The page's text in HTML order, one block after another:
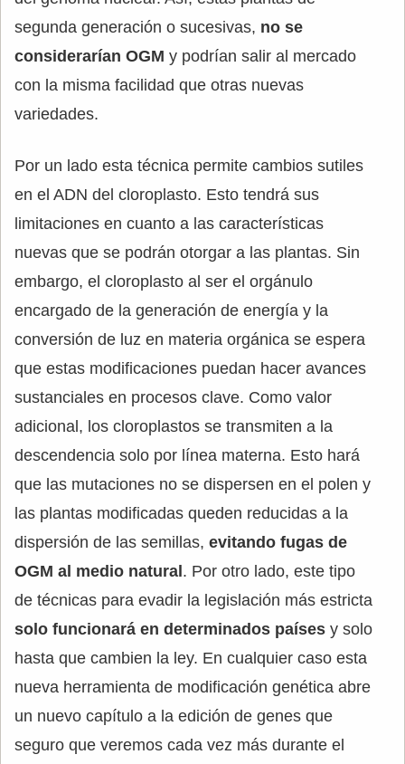
segunda generación o sucesivas, no se
considerarían OGM y podrían salir al mercado
con la misma facilidad que otras nuevas
variedades.
Por un lado esta técnica permite cambios sutiles
en el ADN del cloroplasto. Esto tendrá sus
limitaciones en cuanto a las características
nuevas que se podrán otorgar a las plantas. Sin
embargo, el cloroplasto al ser el orgánulo
encargado de la generación de energía y la
conversión de luz en materia orgánica se espera
que estas modificaciones puedan hacer avances
sustanciales en procesos clave. Como valor
adicional, los cloroplastos se transmiten a la
descendencia solo por línea materna. Esto hará
que las mutaciones no se dispersen en el polen y
las plantas modificadas queden reducidas a la
dispersión de las semillas, evitando fugas de
OGM al medio natural . Por otro lado, este tipo
de técnicas para evadir la legislación más estricta
solo funcionará en determinados países y solo
hasta que cambien la ley. En cualquier caso esta
nueva herramienta de modificación genética abre
un nuevo capítulo a la edición de genes que
seguro que veremos cada vez más durante el